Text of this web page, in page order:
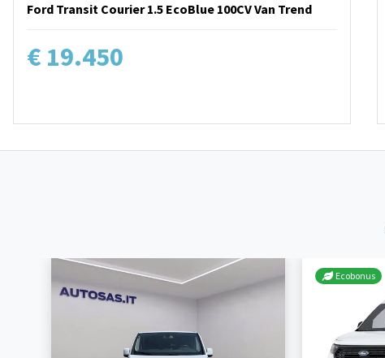
Ford Transit Courier 1.5 EcoBlue 100CV Van Trend
€ 19.450
Ecobonus